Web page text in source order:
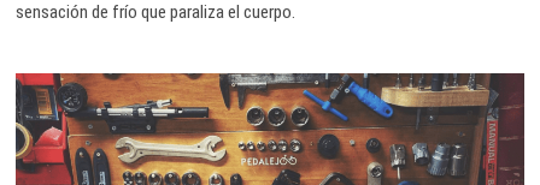
sensación de frío que paraliza el cuerpo.